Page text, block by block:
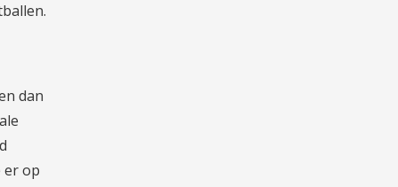
dan
er op